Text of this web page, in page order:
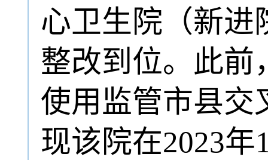
心卫生院（新进
整改到位。此前
使用监管市县交
现该院在2023年